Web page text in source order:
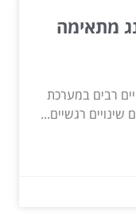
מתאימה
רבים במערכת
רגשיים...